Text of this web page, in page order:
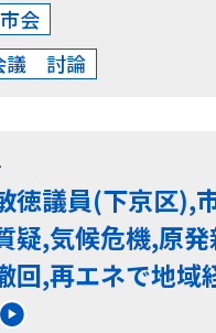
会
議 討論
徳議員(下京区),
疑,気候危機,原
回,再エネで地域